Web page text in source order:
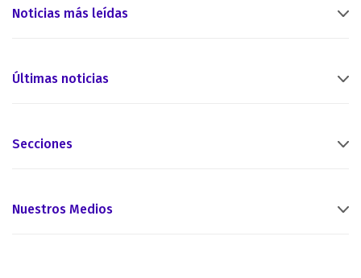
Noticias más leídas
Últimas noticias
Secciones
Nuestros Medios